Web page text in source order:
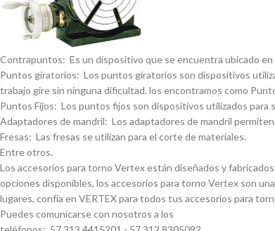
Contrapuntos: Es un dispositivo que se encuentra ubicado
Puntos giratorios: Los puntos giratorios son dispositivos
trabajo gire sin ninguna dificultad. los encontramos como
Puntos Fijos: Los puntos fijos son dispositivos utilizados para
Adaptadores de mandril: Los adaptadores de mandril
Fresas: Las fresas se utilizan para el corte de materiales.
Entre otros.
Los accesorios para torno Vertex están diseñados y
opciones disponibles, los accesorios para torno Vertex son
lugares, confí­a en VERTEX para todos tus accesorios para
Puedes comunicarse con nosotros a los